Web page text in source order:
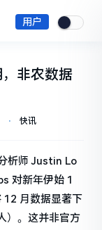
用户
非农数据
⋅ 快讯
析师 Justin Lo
对新年伊始 1
12 月数据显著下
）。这并非官方